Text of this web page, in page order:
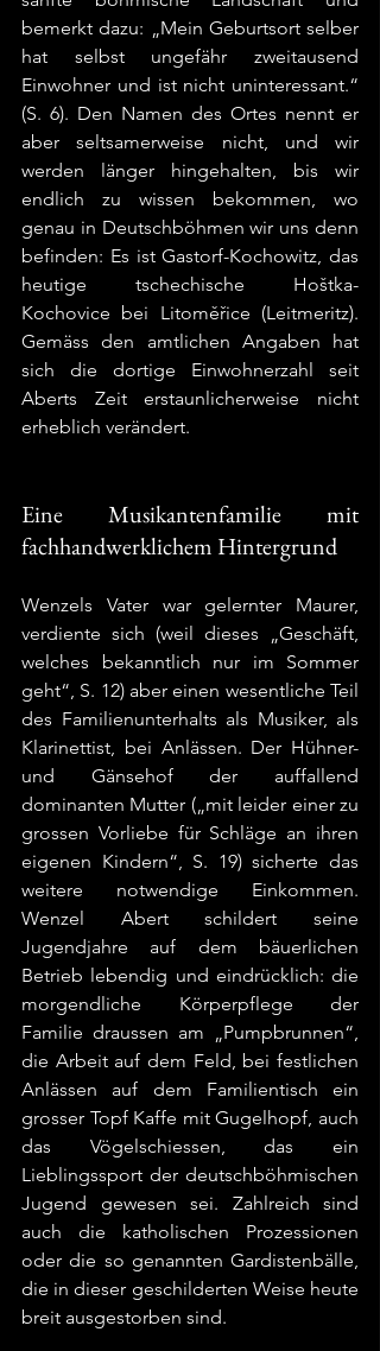
bemerkt dazu: „Mein Geburtsort selber
hat selbst ungefähr zweitausend
Einwohner und ist nicht uninteressant.“
(S. 6). Den Namen des Ortes nennt er
aber seltsamerweise nicht, und wir
werden länger hingehalten, bis wir
endlich zu wissen bekommen, wo
genau in Deutschböhmen wir uns denn
befinden: Es ist Gastorf-Kochowitz, das
heutige tschechische Hoštka-
Kochovice bei Litoměřice (Leitmeritz).
Gemäss den amtlichen Angaben hat
sich die dortige Einwohnerzahl seit
Aberts Zeit erstaunlicherweise nicht
erheblich verändert.
Eine Musikantenfamilie mit
fachhandwerklichem Hintergrund
Wenzels Vater war gelernter Maurer,
verdiente sich (weil dieses „Geschäft,
welches bekanntlich nur im Sommer
geht“, S. 12) aber einen wesentliche Teil
des Familienunterhalts als Musiker, als
Klarinettist, bei Anlässen. Der Hühner-
und Gänsehof der auffallend
dominanten Mutter („mit leider einer zu
grossen Vorliebe für Schläge an ihren
eigenen Kindern“, S. 19) sicherte das
weitere notwendige Einkommen.
Wenzel Abert schildert seine
Jugendjahre auf dem bäuerlichen
Betrieb lebendig und eindrücklich: die
morgendliche Körperpflege der
Familie draussen am „Pumpbrunnen“,
die Arbeit auf dem Feld, bei festlichen
Anlässen auf dem Familientisch ein
grosser Topf Kaffe mit Gugelhopf, auch
das Vögelschiessen, das ein
Lieblingssport der deutschböhmischen
Jugend gewesen sei. Zahlreich sind
auch die katholischen Prozessionen
oder die so genannten Gardistenbälle,
die in dieser geschilderten Weise heute
breit ausgestorben sind.